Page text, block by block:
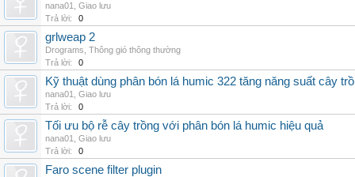
nana01
Giao lưu
Trả lời:
0
grlweap 2
Drograms Thông gió thông thường
Trả lời:
0
Kỹ thuật dùng phân bón lá humic 322 tăng năng suất cây
nana01
Giao lưu
Trả lời:
0
Tối ưu bộ rễ cây trồng với phân bón lá humic hiệu quả
nana01
Giao lưu
Trả lời:
0
Faro scene filter plugin